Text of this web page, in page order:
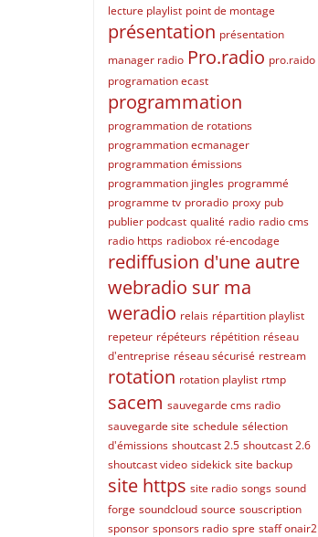
lecture playlist point de montage
présentation présentation
manager radio Pro.radio pro.raido
programation ecast
programmation
programmation de rotations
programmation ecmanager
programmation émissions
programmation jingles programmé
programme tv proradio proxy pub
publier podcast qualité radio radio cms
radio https radiobox ré-encodage
rediffusion d'une autre
webradio sur ma
weradio relais répartition playlist
repeteur répéteurs répétition réseau
d'entreprise réseau sécurisé restream
rotation rotation playlist rtmp
sacem sauvegarde cms radio
sauvegarde site schedule sélection
d'émissions shoutcast 2.5 shoutcast 2.6
shoutcast video sidekick site backup
site https site radio songs sound
forge soundcloud source souscription
sponsor sponsors radio spre staff onair2